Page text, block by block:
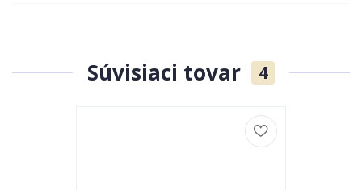
Súvisiaci tovar 4